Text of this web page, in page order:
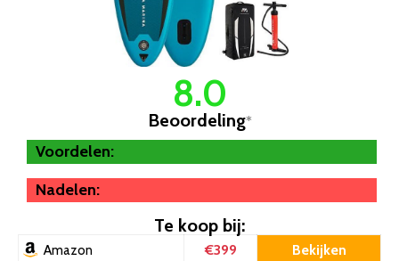
8.0
Beoordeling*
Voordelen:
Nadelen:
Te koop bij:
Amazon €399 Bekijken